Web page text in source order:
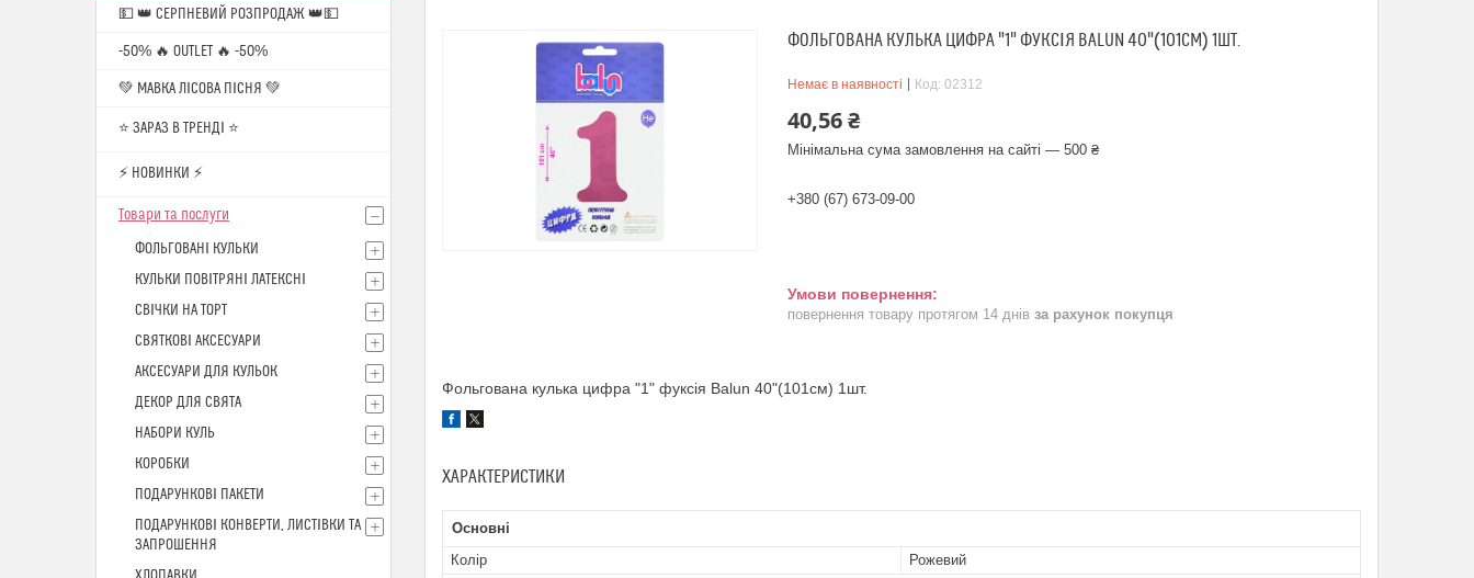
ФОЛЬГОВАНА КУЛЬКА ЦИФРА "1" ФУКСІЯ BALUN 40"(101СМ) 1ШТ.
Немає в наявності Код: 02312
40,56 ₴
Мінімальна сума замовлення на сайті — 500 ₴
+380 (67) 673-09-00
повернення товару протягом 14 днів за рахунок покупця
Фольгована кулька цифра "1" фуксія Balun 40"(101см) 1шт.
ХАРАКТЕРИСТИКИ
Основні
Колір
Рожевий
💵 👑 СЕРПНЕВИЙ РОЗПРОДАЖ 👑💵
-50% 🔥 OUTLET 🔥 -50%
💚 МАВКА ЛІСОВА ПІСНЯ 💚
⭐️ ЗАРАЗ В ТРЕНДІ ⭐️
⚡ НОВИНКИ ⚡
Товари та послуги
ФОЛЬГОВАНІ КУЛЬКИ
КУЛЬКИ ПОВІТРЯНІ ЛАТЕКСНІ
СВІЧКИ НА ТОРТ
СВЯТКОВІ АКСЕСУАРИ
АКСЕСУАРИ ДЛЯ КУЛЬОК
ДЕКОР ДЛЯ СВЯТА
НАБОРИ КУЛЬ
КОРОБКИ
ПОДАРУНКОВІ ПАКЕТИ
ПОДАРУНКОВІ КОНВЕРТИ, ЛИСТІВКИ ТА
ЗАПРОШЕННЯ